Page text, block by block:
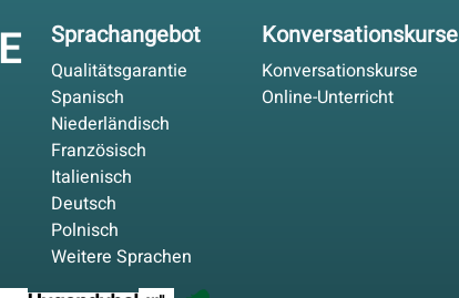
Sprachangebot
Qualitätsgarantie
Spanisch
Niederländisch
Französisch
Italienisch
Deutsch
Polnisch
Weitere Sprachen
Konversationskurse
Konversationskurse
Online-Unterricht